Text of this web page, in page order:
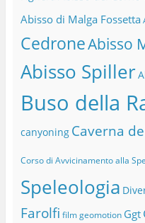
Abisso di Malga Fossetta
CedroneAbisso
Abisso Spiller
Buso della
canyoning Caverna
Corso di Avvicinamento alla
Speleologia
Farolfi film geomotion Ggt